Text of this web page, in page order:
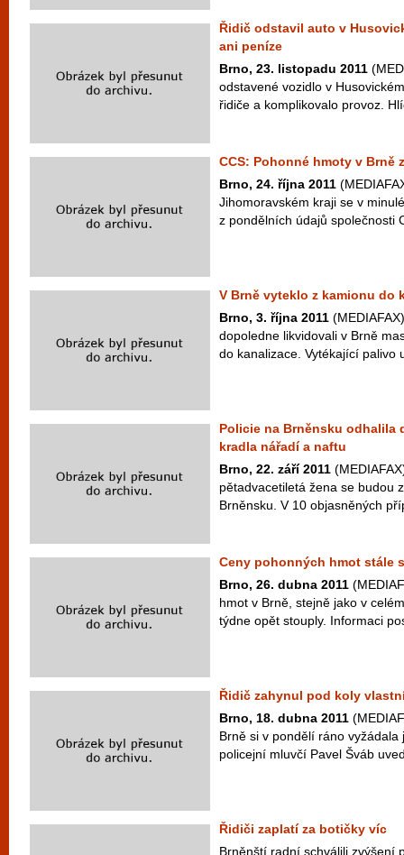
Řidič odstavil auto v
ani peníze
Brno, 23. listopadu 2011
odstavené vozidlo v
řidiče a komplikovalo provoz.
CCS: Pohonné hmoty v Brně
Brno, 24. října 2011
Jihomoravském kraji se v
z pondělních údajů společnosti
V Brně vyteklo z kamionu do
Brno, 3. října 2011
dopoledne likvidovali v Brně
do kanalizace. Vytékající palivo
Policie na Brněnsku odhalila
kradla nářadí a naftu
Brno, 22. září 2011
pětadvacetiletá žena se budou
Brněnsku. V 10 objasněných
Ceny pohonných hmot stále
Brno, 26. dubna 2011
hmot v Brně, stejně jako v
týdne opět stouply. Informaci
Řidič zahynul pod koly
Brno, 18. dubna 2011
Brně si v pondělí ráno
policejní mluvčí Pavel Šváb
Řidiči zaplatí za botičky víc
Brněnští radní schválili zvýšení